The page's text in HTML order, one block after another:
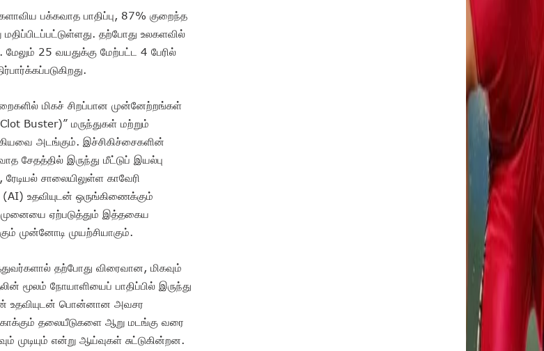
பக்கவாத பாதிப்பு, 87% குறைந்த
தற்போது உலகளவில்
25 வயதுக்கு மேற்பட்ட 4 பேரில்
மிகச் சிறப்பான முன்னேற்றங்கள்
Buster)” மருந்துகள் மற்றும்
அடங்கும். இச்சிகிச்சைகளின்
சேதத்தில் இருந்து மீட்டுப் இயல்பு
சாலையிலுள்ள காவேரி
உதவியுடன் ஒருங்கிணைக்கும்
ஏற்படுத்தும் இத்தகைய
முன்னோடி முயற்சியாகும்.
தற்போது விரைவான, மிகவும்
மூலம் நோயாளியைப் பாதிப்பில் இருந்து
உதவியுடன் பொன்னான அவசர
தலையீடுகளை ஆறு மடங்கு வரை
முடியும் என்று ஆய்வுகள் சுட்டுகின்றன.